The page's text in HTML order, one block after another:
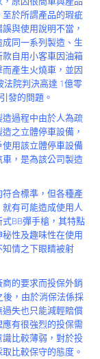
於所謂產品的瑕疵
與使用說明不當，
同一系列製造、生
自用小客車因油箱
產生火燒車，並因
法院判決高達 1億零
發的問題。
過程中由於人為疏
之立體停車設備，
用該立體停車設備
，是為該公司製造
合標準，但各種產
有可能造成使用人
BB彈手槍，其特點
性及趣味性在使用
情之下眼睛被射
的要求而投保外銷
，由於消保法係採
失也只能減輕賠償
有很強烈的投保需
比較薄弱，對於投
比較保守的態度。